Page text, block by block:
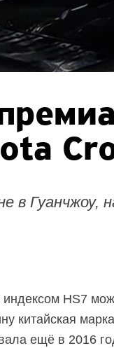
в Гуанчжоу,
HS7
ещё в 2016